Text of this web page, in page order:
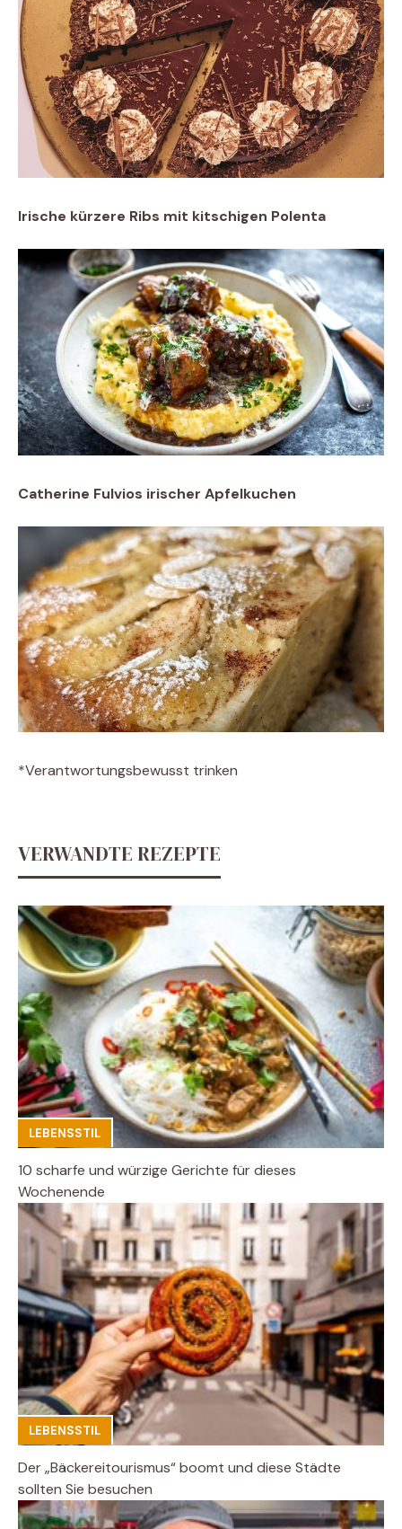
Irische kürzere Ribs mit kitschigen Polenta
Catherine Fulvios irischer Apfelkuchen
*Verantwortungsbewusst trinken
VERWANDTE REZEPTE
LEBENSSTIL
10 scharfe und würzige Gerichte für dieses
Wochenende
LEBENSSTIL
Der „Bäckereitourismus“ boomt und diese Städte
sollten Sie besuchen